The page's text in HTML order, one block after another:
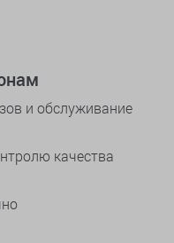
и обслуживание
качества